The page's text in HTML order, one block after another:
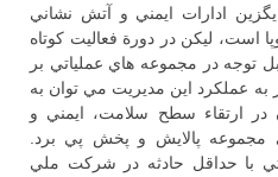
ادارات ايمني و آتش نشاني
است، ليكن در دورة فعاليت كوتاه
توجه در مجموعه هاي عملياتي بر
عملكرد اين مديريت مي توان به
در ارتقاء سطح سلامت، ايمني و
پالايش و پخش پي برد.
با حداقل حادثه در شركت ملي